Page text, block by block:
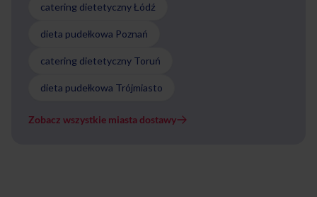
catering dietetyczny Łódź
dieta pudełkowa Poznań
catering dietetyczny Toruń
dieta pudełkowa Trójmiasto
Zobacz wszystkie miasta dostawy